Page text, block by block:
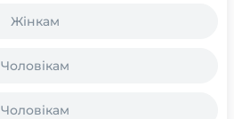
Жінкам
Чоловікам
Чоловікам